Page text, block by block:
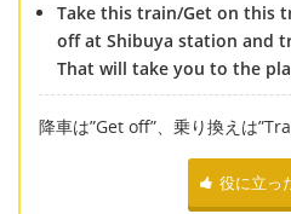
Take this train/Get on this
off at Shibuya station and
That will take you to the
降車は”Get off”、乗り換えは
役に立っ